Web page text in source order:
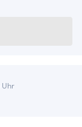
Uhr